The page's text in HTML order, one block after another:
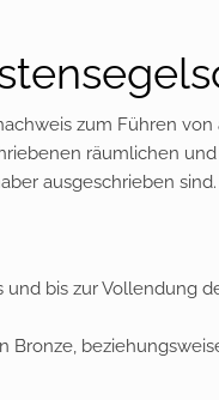
zum Führen
räumlichen
ausgeschrieben sind.
bis zur Vollendung
Bronze,